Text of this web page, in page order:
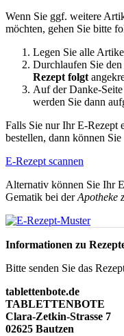
Wenn Sie ggf. weitere
möchten, gehen Sie bitte
Legen Sie alle
Durchlaufen Sie
Rezept folgt
Auf der Danke-
werden Sie dann
Falls Sie nur Ihr E-Rezept
bestellen, dann können
E-Rezept scannen
Alternativ können Sie Ihr
Gematik bei derApotheke
Informationen zu
Bitte senden Sie das
tablettenbote.de
TABLETTENBOTE
Clara-Zetkin-Strasse 7
02625 Bautzen